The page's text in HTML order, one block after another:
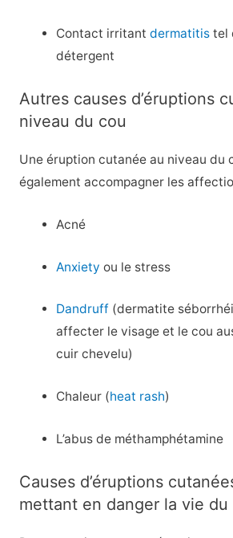
Contact irritantdermatitis tel
détergent
Autres causes d’éruptions
niveau du cou
Une éruption cutanée au niveau du
également accompagner les
Acné
Anxiety ou le stress
Dandruff (dermatite
affecter le visage et le cou
cuir chevelu)
Chaleur (heat rash)
L’abus de méthamphétamine
Causes d’éruptions
mettant en danger la vie